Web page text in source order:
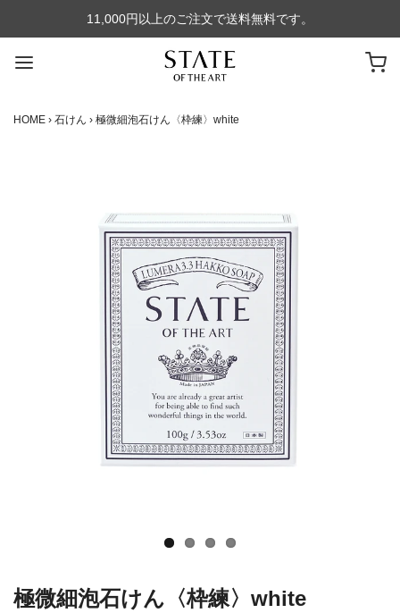
11,000円以上のご注文で送料無料です。
HOME › 石けん › 極微細泡石けん〈枠練〉white
極微細泡石けん〈枠練〉white